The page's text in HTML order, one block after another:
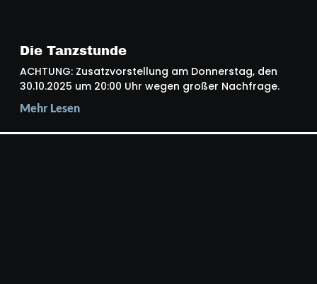
Die Tanzstunde
ACHTUNG: Zusatzvorstellung am Donnerstag, den
30.10.2025 um 20:00 Uhr wegen großer Nachfrage.
Mehr Lesen